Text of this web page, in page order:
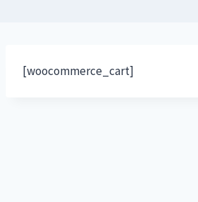
[woocommerce_cart]